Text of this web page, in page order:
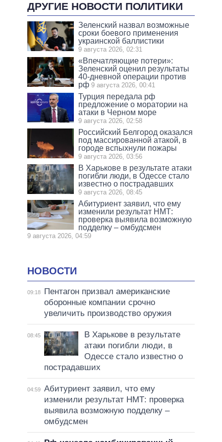
ДРУГИЕ НОВОСТИ ПОЛИТИКИ
Зеленский назвал возможные
сроки боевого применения
украинской баллистики
9 августа 2026, 02:31
«Впечатляющие потери»:
Зеленский оценил результаты
40-дневной операции против
рф 9 августа 2026, 00:41
Турция передала рф
предложение о моратории на
атаки в Черном море
9 августа 2026, 02:58
Российский Белгород оказался
под массированной атакой, в
городе вспыхнули пожары
9 августа 2026, 03:56
В Харькове в результате атаки
погибли люди, в Одессе стало
известно о пострадавших
9 августа 2026, 08:45
Абитуриент заявил, что ему
изменили результат НМТ:
проверка выявила возможную
подделку – омбудсмен
9 августа 2026, 04:59
НОВОСТИ
09:18
Пентагон призвал американские
оборонные компании срочно
увеличить производство оружия
08:45
В Харькове в результате
атаки погибли люди, в
Одессе стало известно о
пострадавших
04:59 Абитуриент заявил, что ему
изменили результат НМТ: проверка
выявила возможную подделку –
омбудсмен